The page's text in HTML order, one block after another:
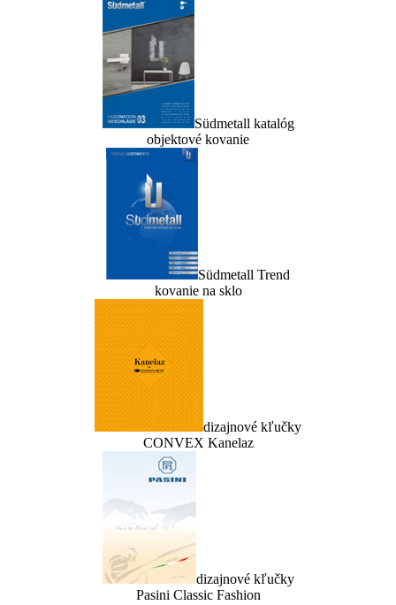
Südmetall katalóg
objektové kovanie
Südmetall Trend
kovanie na sklo
dizajnové kľučky
CONVEX Kanelaz
dizajnové kľučky
Pasini Classic Fashion